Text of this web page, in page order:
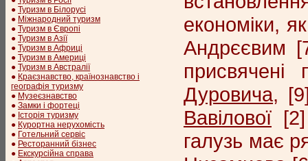
● Туризм в Білорусі
● Міжнародний туризм
● Туризм в Європі
● Туризм в Азії
● Туризм в Африці
● Туризм в Америці
● Туризм в Австралії
● Краєзнавство, країнознавство і
географія туризму
● Музеєзнавство
● Замки і фортеці
● Історія туризму
● Курортна нерухомість
● Готельний сервіс
● Ресторанний бізнес
● Екскурсійна справа
економіки,
Андрєєвим
Дуровича,
Вавілової
галузь має